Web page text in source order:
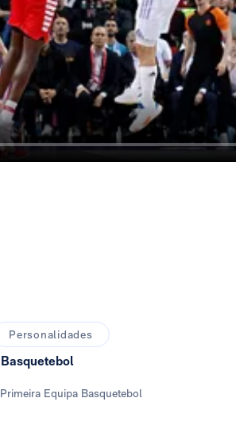
Personalidades
Basquetebol
Primeira Equipa Basquetebol